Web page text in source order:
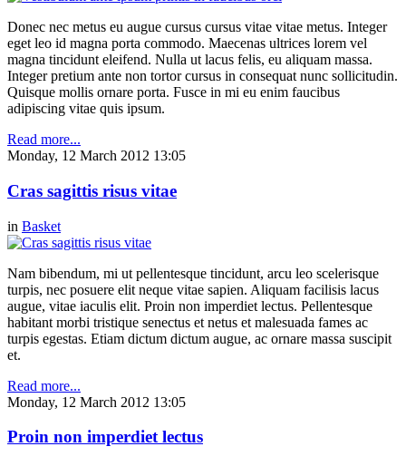
Donec nec metus eu augue cursus cursus vitae vitae metus. Integer
eget leo id magna porta commodo. Maecenas ultrices lorem vel
magna tincidunt eleifend. Nulla ut lacus felis, eu aliquam massa.
Integer pretium ante non tortor cursus in consequat nunc sollicitudin.
Quisque mollis ornare porta. Fusce in mi eu enim faucibus
adipiscing vitae quis ipsum.
Read more...
Monday, 12 March 2012 13:05
Cras sagittis risus vitae
in Basket
Nam bibendum, mi ut pellentesque tincidunt, arcu leo scelerisque
turpis, nec posuere elit neque vitae sapien. Aliquam facilisis lacus
augue, vitae iaculis elit. Proin non imperdiet lectus. Pellentesque
habitant morbi tristique senectus et netus et malesuada fames ac
turpis egestas. Etiam dictum dictum augue, ac ornare massa suscipit
et.
Read more...
Monday, 12 March 2012 13:05
Proin non imperdiet lectus